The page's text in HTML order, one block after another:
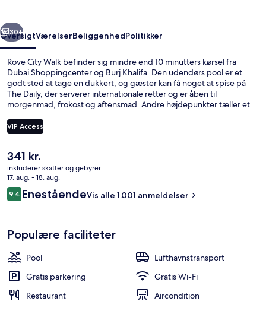
Næste
30+
OversigtVærelserBeliggenhedPolitikker
Rove City Walk befinder sig mindre end 10 minutters kørsel fra
Dubai Shoppingcenter og Burj Khalifa. Den udendørs pool er et
godt sted at tage en dukkert, og gæster kan få noget at spise på
The Daily, der serverer internationale retter og er åben til
morgenmad, frokost og aftensmad. Andre højdepunkter tæller et
stedets hjælpsomme personale og centrale beliggenhed.
Overnatningsstedet ligger kun en kort gåtur fra offentlig transport:
VIP Access
Den
nuværende
pris
er
341 kr.
341 kr.
inkluderer skatter og gebyrer
17. aug. - 18. aug.
Anmeldelser
9,49,4 ud af 10.
EneståendeVis alle 1.001 anmeldelser
Populære faciliteter
Pool
Lufthavnstransport
Gratis parkering
Gratis Wi-Fi
Restaurant
Aircondition